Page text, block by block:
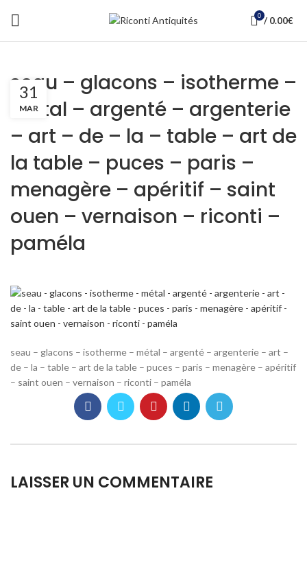
0 / 0.00€
seau – glacons – isotherme –
métal – argenté – argenterie
– art – de – la – table – art de
la table – puces – paris –
menagère – apéritif – saint
ouen – vernaison – riconti –
paméla
31
MAR
seau – glacons – isotherme – métal – argenté – argenterie – art –
de – la – table – art de la table – puces – paris – menagère – apéritif
– saint ouen – vernaison – riconti – paméla
LAISSER UN COMMENTAIRE